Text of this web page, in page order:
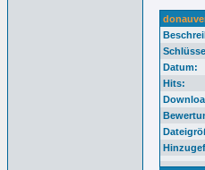
Datum:
Hits: